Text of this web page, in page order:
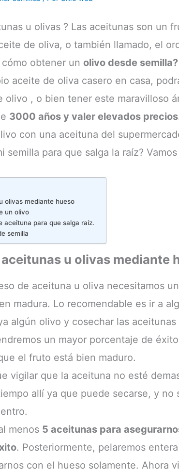
u olivas ? Las aceitunas son un
de oliva, o también llamado, el
cómo obtener unolivo desde semilla?
aceite de oliva casero en casa,
olivo , o bien tener este maravilloso
3000 años y valer elevados
con una aceituna del
semilla para que salga la raíz?
olivas mediante hueso
un olivo
aceituna para que salga raíz.
semilla
u olivas mediante
de aceituna u oliva necesitamos
madura. Lo recomendable es ir a
algún olivo y cosechar las aceitunas
un mayor porcentaje de
el fruto está bien maduro.
vigilar que la aceituna no esté
allí ya que puede secarse, y no
menos 5 aceitunas para
. Posteriormente, pelaremos
con el hueso solamente. Ahora